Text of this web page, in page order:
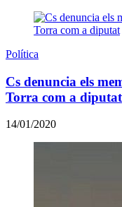
Política
Cs denuncia els
Torra com a diputat
14/01/2020